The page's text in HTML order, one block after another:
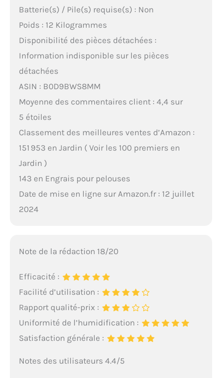
Batterie(s) / Pile(s) requise(s) : Non
Poids : 12 Kilogrammes
Disponibilité des pièces détachées :
Information indisponible sur les pièces
détachées
ASIN : B0D9BWS8MM
Moyenne des commentaires client : 4,4 sur
5 étoiles
Classement des meilleures ventes d’Amazon :
151 953 en Jardin ( Voir les 100 premiers en
Jardin )
143 en Engrais pour pelouses
Date de mise en ligne sur Amazon.fr : 12 juillet
2024
Note de la rédaction 18/20
Efficacité :
Facilité d’utilisation :
Rapport qualité-prix :
Uniformité de l’humidification :
Satisfaction générale :
Notes des utilisateurs 4.4/5